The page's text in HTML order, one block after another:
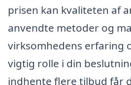
prisen kan kvaliteten af
anvendte metoder og
virksomhedens erfaring
vigtig rolle i din
indhente flere tilbud får